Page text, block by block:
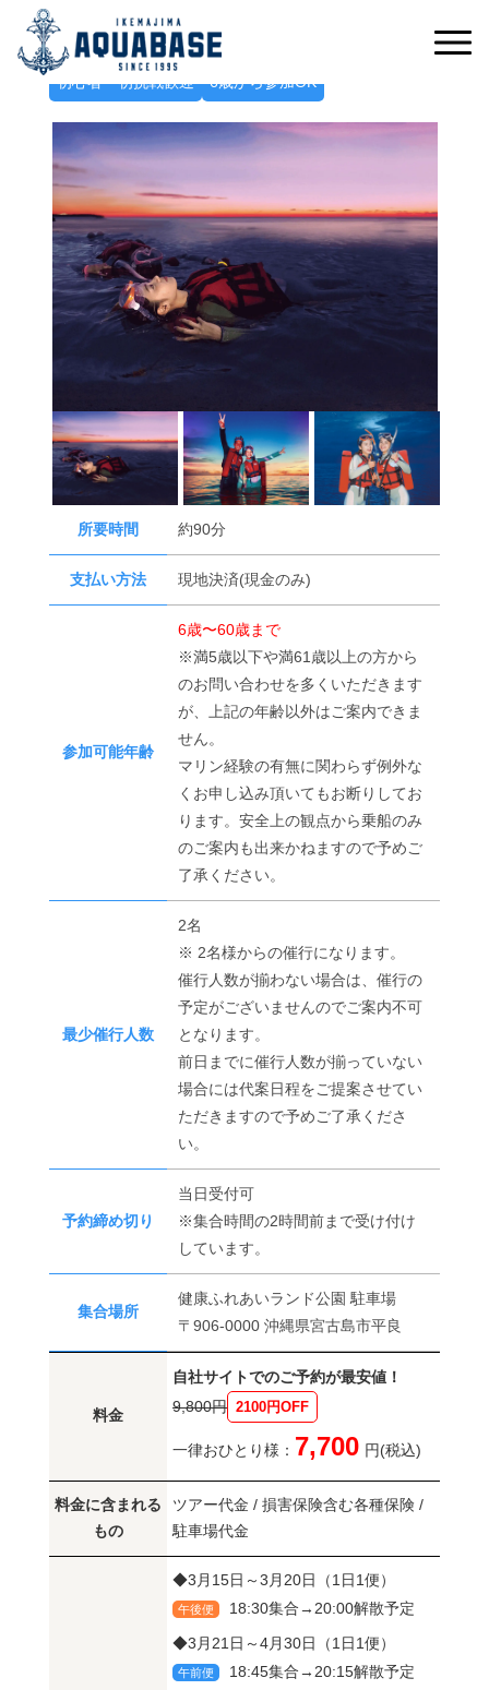
こぼれ落ちそうな星空に癒される
ナイトヒーリングシュノーケルツアー
初心者・初挑戦歓迎 6歳から参加OK
所要時間 約90分
支払い方法 現地決済(現金のみ)
参加可能年齢
6歳〜60歳まで
※満5歳以下や満61歳以上の方から
のお問い合わせを多くいただきます
が、上記の年齢以外はご案内できま
せん。
マリン経験の有無に関わらず例外な
くお申し込み頂いてもお断りしてお
ります。安全上の観点から乗船のみ
のご案内も出来かねますので予めご
了承ください。
最少催行人数
2名
※ 2名様からの催行になります。
催行人数が揃わない場合は、催行の
予定がございませんのでご案内不可
となります。
前日までに催行人数が揃っていない
場合には代案日程をご提案させてい
ただきますので予めご了承くださ
い。
予約締め切り
当日受付可
※集合時間の2時間前まで受け付け
しています。
集合場所
健康ふれあいランド公園 駐車場
〒906-0000 沖縄県宮古島市平良
料金
自社サイトでのご予約が最安値！
9,800円 2100円OFF
一律おひとり様： 7,700 円(税込)
料金に含まれる
もの
ツアー代金 / 損害保険含む各種保険 /
駐車場代金
◆3月15日～3月20日（1日1便）
午後便 18:30集合→20:00解散予定
◆3月21日～4月30日（1日1便）
午前便 18:45集合→20:15解散予定